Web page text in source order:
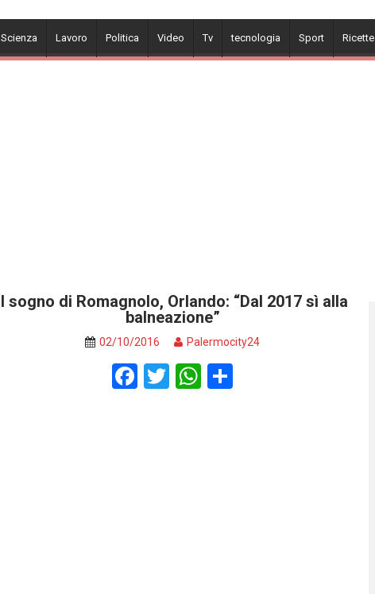
Lavoro Politica Video Tv tecnologia Sport Ricette
sogno di Romagnolo, Orlando: “Dal 2017 sì alla
balneazione”
02/10/2016 Palermocity24
F
T W